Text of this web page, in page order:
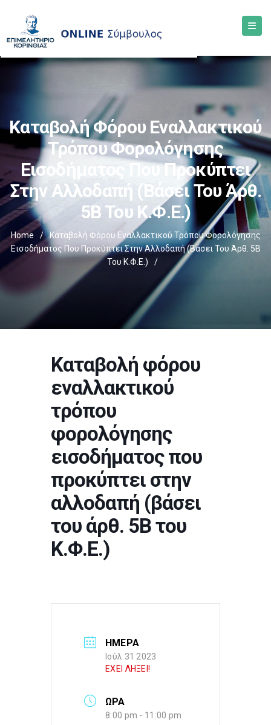
Καταβολή Φόρου Εναλλακτικού
Τρόπου Φορολόγησης
Εισοδήματος Που Προκύπτει
Στην Αλλοδαπή (βάσει Του Άρθ.
5Β Του Κ.Φ.Ε.)
Home /
Καταβολή Φόρου Εναλλακτικού Τρόπου Φορολόγησης
Εισοδήματος Που Προκύπτει Στην Αλλοδαπή (βάσει Του Άρθ. 5Β
Του Κ.Φ.Ε.)
/
Καταβολή φόρου
εναλλακτικού
τρόπου
φορολόγησης
εισοδήματος που
προκύπτει στην
αλλοδαπή (βάσει
του άρθ. 5Β του
Κ.Φ.Ε.)
ΗΜΕΡΑ
Ιούλ 31 2023
ΕΧΕΙ ΛΗΞΕΙ!
ΩΡΑ
8:00 pm - 11:00 pm